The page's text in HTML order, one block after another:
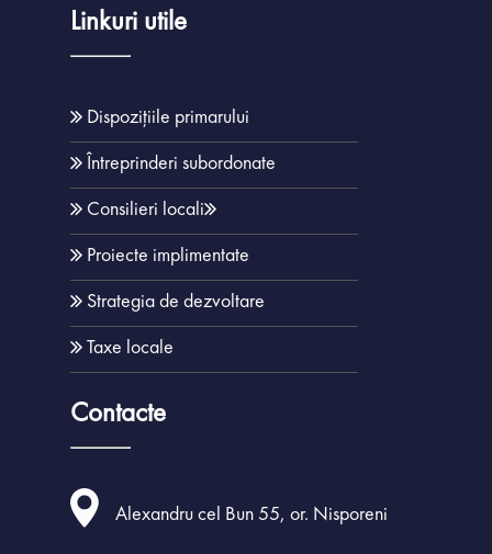
Linkuri utile
Dispozițiile primarului
Întreprinderi subordonate
Consilieri locali
Proiecte implimentate
Strategia de dezvoltare
Taxe locale
Contacte
Alexandru cel Bun 55, or. Nisporeni